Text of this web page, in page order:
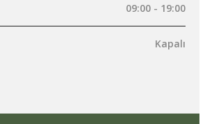
09:00 - 19:00
Kapalı